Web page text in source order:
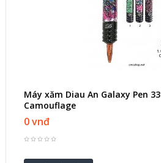
Máy xăm Diau An Galaxy Pen
Camouflage
0 vnđ